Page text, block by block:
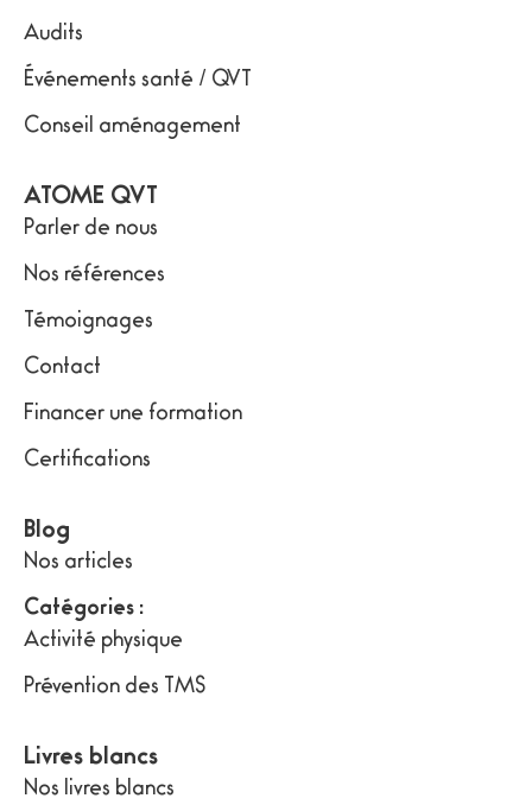
Audits
Événements santé / QVT
Conseil aménagement
ATOME QVT
Parler de nous
Nos références
Témoignages
Contact
Financer une formation
Certifications
Blog
Nos articles
Catégories :
Activité physique
Prévention des TMS
Livres blancs
Nos livres blancs